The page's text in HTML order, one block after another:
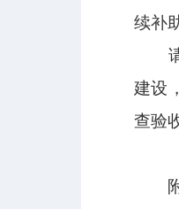
续补
建设
查验